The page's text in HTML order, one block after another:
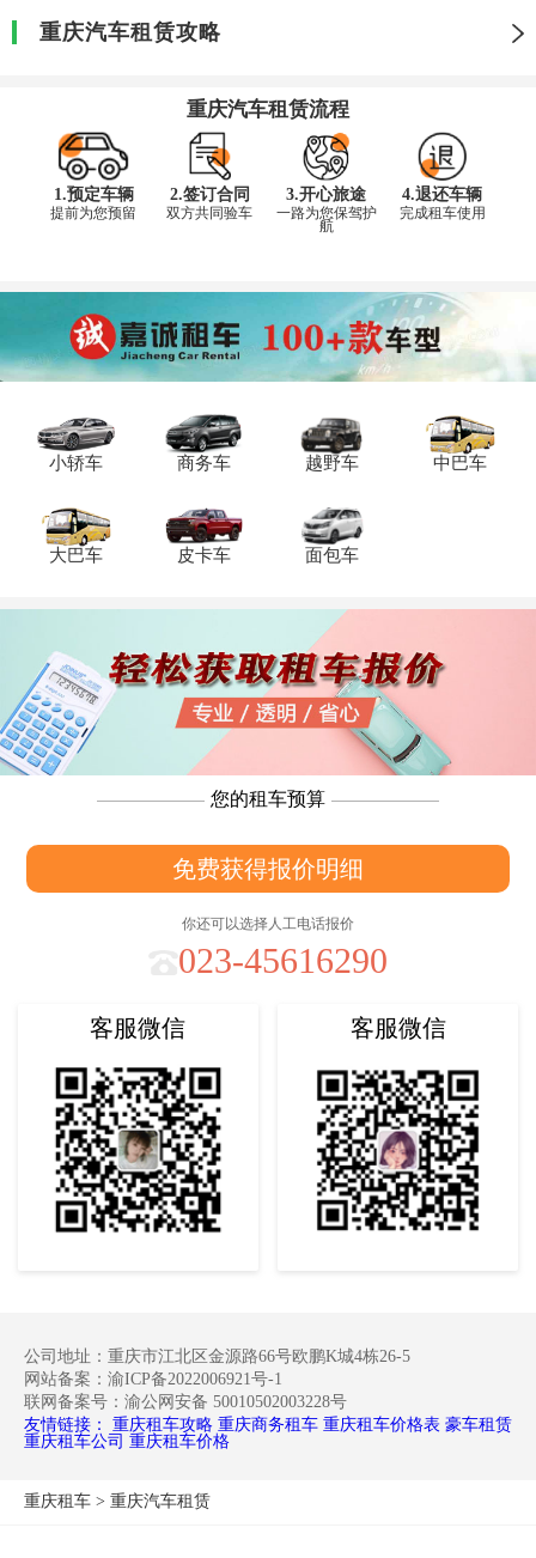
重庆汽车租赁攻略
重庆汽车租赁流程
1.预定车辆
提前为您预留
2.签订合同
双方共同验车
3.开心旅途
一路为您保驾护
航
4.退还车辆
完成租车使用
小轿车 商务车 越野车 中巴车
大巴车 皮卡车 面包车
您的租车预算
免费获得报价明细
你还可以选择人工电话报价
023-45616290
客服微信 客服微信
公司地址：重庆市江北区金源路66号欧鹏K城4栋26-5
网站备案：渝ICP备2022006921号-1
联网备案号：渝公网安备 50010502003228号
友情链接：
重庆租车攻略 重庆商务租车 重庆租车价格表 豪车租赁
重庆租车公司 重庆租车价格
重庆租车 > 重庆汽车租赁